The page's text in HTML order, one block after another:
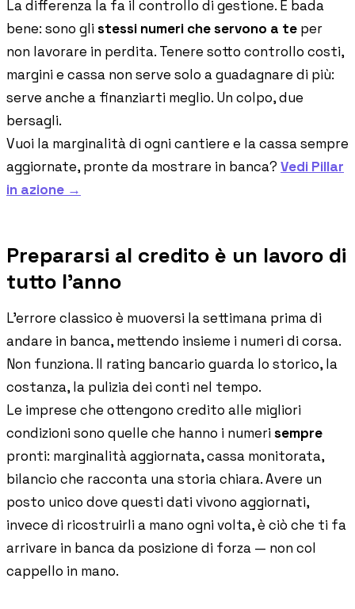
La differenza la fa il controllo di gestione. E bada
bene: sono gli stessi numeri che servono a te per
non lavorare in perdita. Tenere sotto controllo costi,
margini e cassa non serve solo a guadagnare di più:
serve anche a finanziarti meglio. Un colpo, due
bersagli.
Vuoi la marginalità di ogni cantiere e la cassa sempre
aggiornate, pronte da mostrare in banca? Vedi Pillar
in azione →
Prepararsi al credito è un lavoro di
tutto l'anno
L'errore classico è muoversi la settimana prima di
andare in banca, mettendo insieme i numeri di corsa.
Non funziona. Il rating bancario guarda lo storico, la
costanza, la pulizia dei conti nel tempo.
Le imprese che ottengono credito alle migliori
condizioni sono quelle che hanno i numeri sempre
pronti: marginalità aggiornata, cassa monitorata,
bilancio che racconta una storia chiara. Avere un
posto unico dove questi dati vivono aggiornati,
invece di ricostruirli a mano ogni volta, è ciò che ti fa
arrivare in banca da posizione di forza — non col
cappello in mano.